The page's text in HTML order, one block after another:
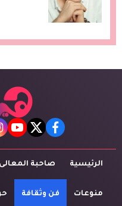
facebook
twitter
الرئيسية صاحبة المعالى
منوعات فن وثقافة